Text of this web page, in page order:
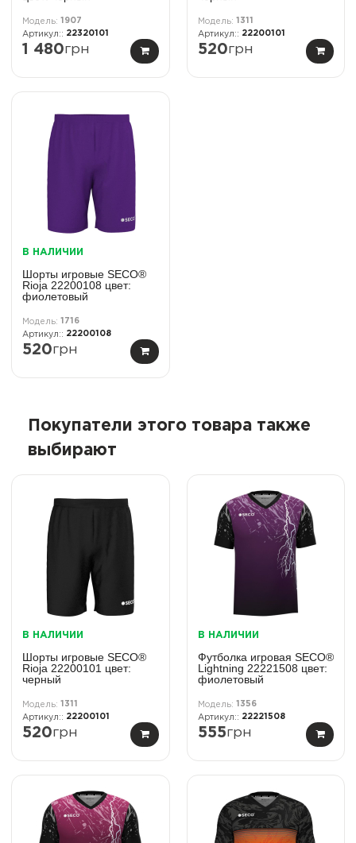
1907
22320101
1 480грн
1311
22200101
520грн
В НАЛИЧИИ
Шорты игровые SECO®
Rioja 22200108 цвет:
фиолетовый
1716
22200108
520грн
Покупатели этого товара также
выбирают
В НАЛИЧИИ
Шорты игровые SECO®
Rioja 22200101 цвет:
черный
1311
22200101
520грн
В НАЛИЧИИ
Футболка игровая SECO®
Lightning 22221508 цвет:
фиолетовый
1356
22221508
555грн